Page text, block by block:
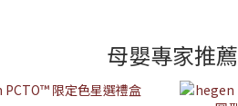
母嬰專家推薦